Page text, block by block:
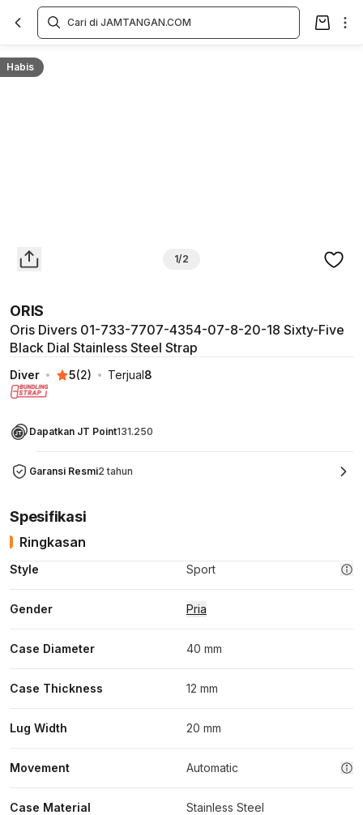
Habis
1/2
ORIS
Oris Divers 01-733-7707-4354-07-8-20-18 Sixty-Five
Black Dial Stainless Steel Strap
Diver 5(2) Terjual8
Dapatkan JT Point131.250
Garansi Resmi2 tahun
Overview
Spesifikasi
Ringkasan
Style Sport
Gender Pria
Case Diameter 40 mm
Case Thickness 12 mm
Lug Width 20 mm
Movement Automatic
Case Material Stainless Steel